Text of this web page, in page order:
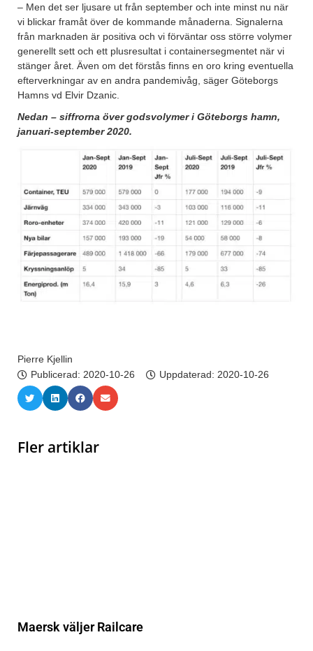
– Men det ser ljusare ut från september och inte minst nu när
vi blickar framåt över de kommande månaderna. Signalerna
från marknaden är positiva och vi förväntar oss större volymer
generellt sett och ett plusresultat i containersegmentet när vi
stänger året. Även om det förstås finns en oro kring eventuella
efterverkningar av en andra pandemivåg, säger Göteborgs
Hamns vd Elvir Dzanic.
Nedan – siffrorna över godsvolymer i Göteborgs hamn,
januari-september 2020.
Pierre Kjellin
Publicerad: 2020-10-26 Uppdaterad: 2020-10-26
Fler artiklar
Maersk väljer Railcare